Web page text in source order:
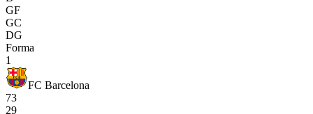
GF
GC
DG
Forma
1
FC Barcelona
73
29